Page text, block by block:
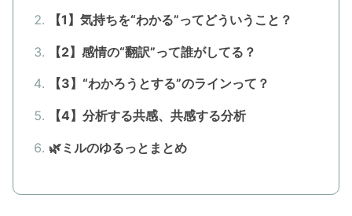
【1】気持ちを“わかる”ってどういうこと？
【2】感情の“翻訳”って誰がしてる？
【3】“わかろうとする”のラインって？
【4】分析する共感、共感する分析
🌿ミルのゆるっとまとめ